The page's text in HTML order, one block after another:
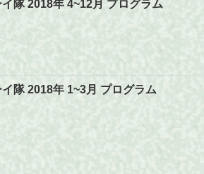
隊 2018年 4~12月 プログラム
隊 2018年 1~3月 プログラム